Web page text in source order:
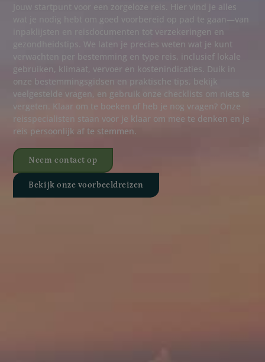
Jouw startpunt voor een zorgeloze reis. Hier vind je alles
wat je nodig hebt om goed voorbereid op pad te gaan—van
inpaklijsten en reisdocumenten tot verzekeringen en
gezondheidstips. We laten je precies weten wat je kunt
verwachten per bestemming en type reis, inclusief lokale
gebruiken, klimaat, vervoer en kostenindicaties. Duik in
onze bestemmingsgidsen en praktische tips, bekijk
veelgestelde vragen, en gebruik onze checklists om niets te
vergeten. Klaar om te boeken of heb je nog vragen? Onze
reisspecialisten staan voor je klaar om mee te denken en je
reis persoonlijk af te stemmen.
Neem contact op
Bekijk onze voorbeeldreizen